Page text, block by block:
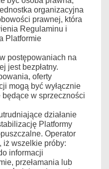
organizacyjna
prawnej, która
Regulaminu i
Platformie
postępowaniach na
jest bezpłatny.
oferty
mogą być wyłącznie
będące w sprzeczności
działanie
Platformy
Operator
iż wszelkie próby:
informacji
przełamania lub